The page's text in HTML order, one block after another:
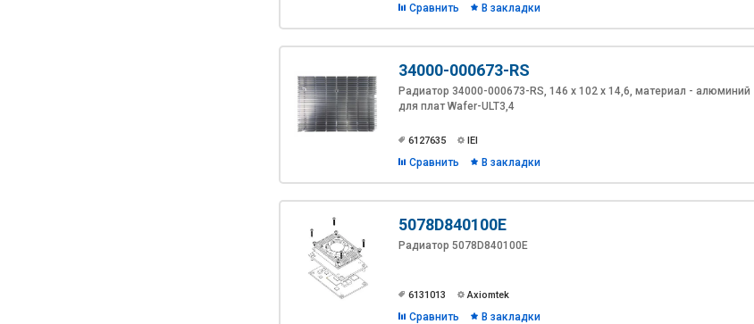
Сравнить В закладки
34000-000673-RS
Радиатор 34000-000673-RS, 146 х 102 х 14,6, материал - алюминий
для плат Wafer-ULT3,4
6127635 IEI
Сравнить В закладки
5078D840100E
Радиатор 5078D840100E
6131013 Axiomtek
Сравнить В закладки